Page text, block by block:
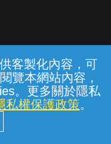
客製化內容，可
覽本網站內容，
。更多關於隱私
私權保護政策。
條款 隱私權保護
家庭分公司
© 2026